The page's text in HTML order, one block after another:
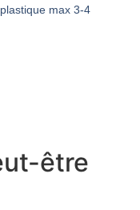
max 3-4
être